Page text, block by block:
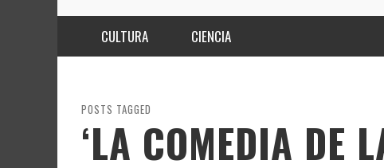
CULTURA
ARTES ESCÉNICAS
MODA
CIENCIA
INNOVACIÓN
CIENCIAS DE LA TIERRA
POSTS TAGGED
‘LA COMEDIA DE